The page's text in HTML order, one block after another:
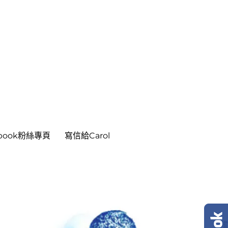
粉絲專頁 寫信給Carol